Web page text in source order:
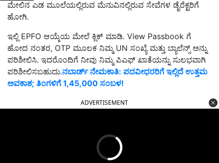
ಮೇಲಿನ ಎಡ ಮೂಲೆಯಲ್ಲಿರುವ ಮೆನುವಿನಲ್ಲಿರುವ ಸೇವೆಗಳ ಡೈರೆಕ್ಟರಿಗೆ
ಹೋಗಿ.
ಇಲ್ಲಿ EPFO ​​ಆಯ್ಕೆಯ ಮೇಲೆ ಕ್ಲಿಕ್ ಮಾಡಿ. View Passbook ಗೆ
ಹೋದ ನಂತರ, OTP ಮೂಲಕ ನಿಮ್ಮ UN ಸಂಖ್ಯೆ ಮತ್ತು ಬ್ಯಾಲೆನ್ಸ್ ಅನ್ನು
ಪರಿಶೀಲಿಸಿ. ಇದರೊಂದಿಗೆ ನೀವು ನಿಮ್ಮ ಪಿಎಫ್ ಖಾತೆಯನ್ನು ಸುಲಭವಾಗಿ
ಪರಿಶೀಲಿಸಬಹುದು.ನಬಾರ್ಡ್‌ ನೇಮಕಾತಿ: ಪದವೀಧರರಿಗೆ ಇಲ್ಲಿದೆ ಉತ್ತಮ
ಅವಕಾಶ; ತಿಂಗಳಿಗೆ 1,45,000 ಸಂಬಳ!
ADVERTISEMENT